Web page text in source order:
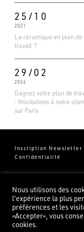
25/10
2021
La céramique en plan de
travail ?
29/02
2024
Gagnez votre plan de
: félicitations à notre
sur Paris
Inscription Newsletter
Confidentialité
Groupe Pierredeplan
82100 Castelsarrasin
Nous utilisons des
l'expérience la plus
préférences et les
«Accepter», vous
cookies.